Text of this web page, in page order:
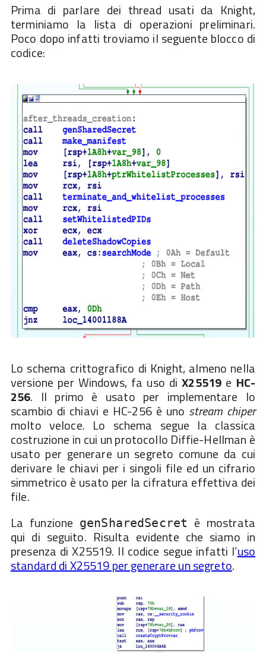
Prima di parlare dei thread usati da Knight,
terminiamo la lista di operazioni preliminari.
Poco dopo infatti troviamo il seguente blocco di
codice:
Lo schema crittografico di Knight, almeno nella
versione per Windows, fa uso diX25519 e HC-
256. Il primo è usato per implementare lo
scambio di chiavi e HC-256 è uno stream chiper
molto veloce. Lo schema segue la classica
costruzione in cui un protocollo Diffie-Hellman è
usato per generare un segreto comune da cui
derivare le chiavi per i singoli file ed un cifrario
simmetrico è usato per la cifratura effettiva dei
file.
La funzione genSharedSecret è mostrata
qui di seguito. Risulta evidente che siamo in
presenza di X25519. Il codice segue infatti l’uso
standard di X25519 per generare un segreto.